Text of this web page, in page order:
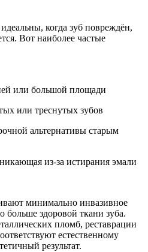
когда зуб повреждён,
Вот наиболее частые
или большой площади
или треснутых зубов
альтернативы старым
из‑за истирания эмали
минимально инвазивное
больше здоровой ткани зуба.
пломб, реставрации
естественному
результат.